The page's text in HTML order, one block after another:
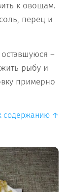
к овощам.
перец и
–
рыбу и
примерно
содержанию ↑